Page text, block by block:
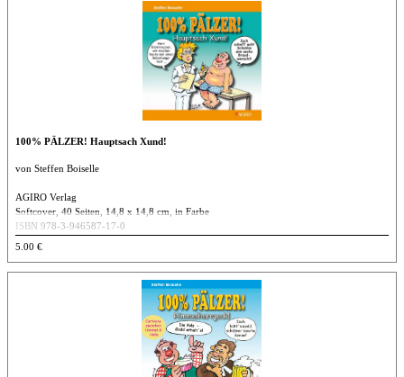
100% PÄLZER! Hauptsach Xund!
von Steffen Boiselle
AGIRO Verlag
Softcover, 40 Seiten, 14,8 x 14,8 cm, in Farbe
ISBN 978-3-946587-17-0
5.00 €